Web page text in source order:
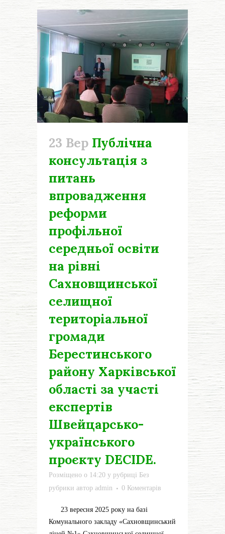
23 Вер Публічна
консультація з
питань
впровадження
реформи
профільної
середньої освіти
на рівні
Сахновщинської
селищної
територіальної
громади
Берестинського
району Харківської
області за участі
експертів
Швейцарсько-
українського
проєкту DECIDE.
Розміщено о 14:20 у рубриці Без
рубрики автор admin 0 Коментарів
23 вересня 2025 року на базі
Комунального закладу «Сахновщинський